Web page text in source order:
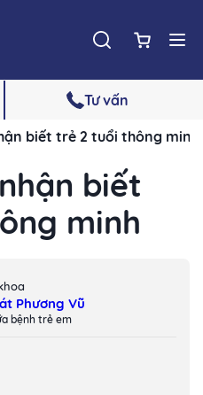
Tư vấn
biết trẻ 2 tuổi thông minh
biết
minh
Phương Vũ
bệnh trẻ em